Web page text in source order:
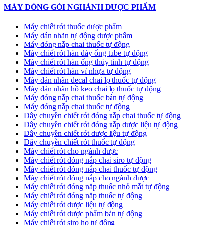
MÁY ĐÓNG GÓI NGHÀNH DƯỢC PHẨM
Máy chiết rót thuốc dược phẩm
Máy dán nhãn tự động dược phẩm
Máy đóng nắp chai thuốc tự động
Máy chiết rót hàn đáy ống tube tự động
Máy chiết rót hàn ống thủy tinh tự động
Máy chiết rót hàn vỉ nhựa tự động
​Máy dán nhãn decal chai lọ thuốc tự động
Máy dán nhãn hồ keo chai lọ thuốc tự động
Máy đóng nắp chai thuốc bán tự động
Máy đóng nắp chai thuốc tự động
Dây chuyền chiết rót đóng nắp chai thuốc tự động
​Dây chuyền chiết rót đóng nắp dược liệu tự động
Dây chuyền chiết rót dược liệu tự động
​Dây chuyền chiết rót thuốc tự động
Máy chiết rót cho ngành dược
​Máy chiết rót đóng nắp chai siro tự động
​Máy chiết rót đóng nắp chai thuốc tự động
​Máy chiết rót đóng nắp cho ngành dược
​Máy chiết rót đóng nắp thuốc nhỏ mắt tự động
​Máy chiết rót đóng nắp thuốc tự động
​Máy chiết rót dược liệu tự động
Máy chiết rót dược phẩm bán tự động
​Máy chiết rót siro ho tự động